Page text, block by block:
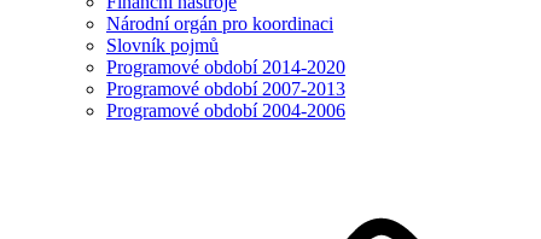
Národní orgán pro koordinaci
Slovník pojmů
Programové období 2014-2020
Programové období 2007-2013
Programové období 2004-2006